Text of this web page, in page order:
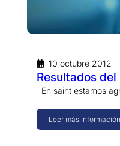
10 octubre 2012
Resultados
En saint estamos
Leer más información